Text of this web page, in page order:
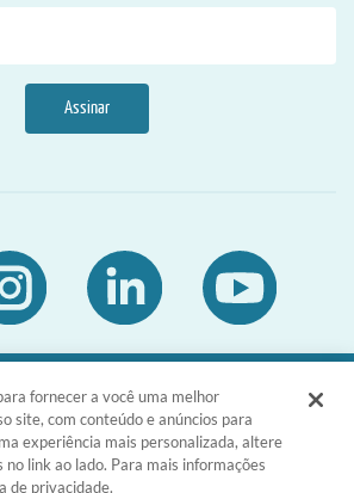
Assinar
Sociedade LTDA | CNPJ
0001-51 | Rua da Consolação,
Consolação - São Paulo - SP -
CEP 01301-100
fornecer a você uma melhor
site, com conteúdo e anúncios para
experiência mais personalizada, altere
no link ao lado. Para mais informações
de privacidade.